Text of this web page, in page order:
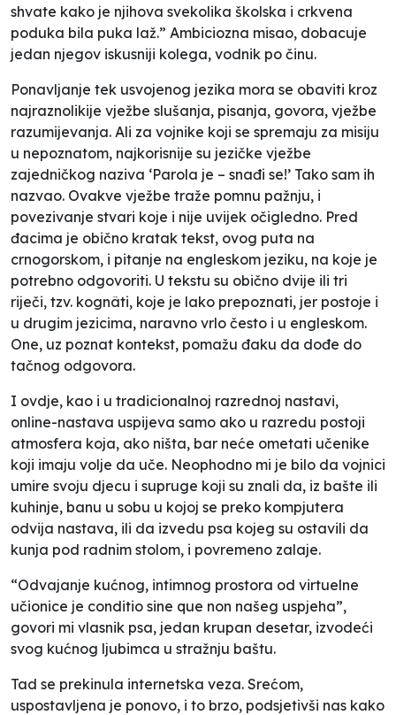
shvate kako je njihova svekolika školska i crkvena
poduka bila puka laž.” Ambiciozna misao, dobacuje
jedan njegov iskusniji kolega, vodnik po činu.
Ponavljanje tek usvojenog jezika mora se obaviti kroz
najraznolikije vježbe slušanja, pisanja, govora, vježbe
razumijevanja. Ali za vojnike koji se spremaju za misiju
u nepoznatom, najkorisnije su jezičke vježbe
zajedničkog naziva ‘Parola je – snađi se!’ Tako sam ih
nazvao. Ovakve vježbe traže pomnu pažnju, i
povezivanje stvari koje i nije uvijek očigledno. Pred
đacima je obično kratak tekst, ovog puta na
crnogorskom, i pitanje na engleskom jeziku, na koje je
potrebno odgovoriti. U tekstu su obično dvije ili tri
riječi, tzv. kognâti, koje je lako prepoznati, jer postoje i
u drugim jezicima, naravno vrlo često i u engleskom.
One, uz poznat kontekst, pomažu đaku da dođe do
tačnog odgovora.
I ovdje, kao i u tradicionalnoj razrednoj nastavi,
online-nastava uspijeva samo ako u razredu postoji
atmosfera koja, ako ništa, bar neće ometati učenike
koji imaju volje da uče. Neophodno mi je bilo da vojnici
umire svoju djecu i supruge koji su znali da, iz bašte ili
kuhinje, banu u sobu u kojoj se preko kompjutera
odvija nastava, ili da izvedu psa kojeg su ostavili da
kunja pod radnim stolom, i povremeno zalaje.
“Odvajanje kućnog, intimnog prostora od virtuelne
učionice je conditio sine que non našeg uspjeha”,
govori mi vlasnik psa, jedan krupan desetar, izvodeći
svog kućnog ljubimca u stražnju baštu.
Tad se prekinula internetska veza. Srećom,
uspostavljena je ponovo, i to brzo, podsjetivši nas kako